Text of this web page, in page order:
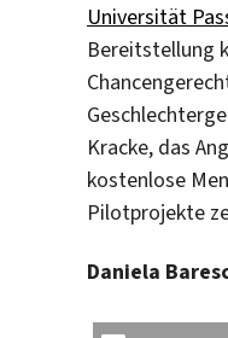
Universität
Bereitstellung
Kracke, das
kostenlose
Pilotprojekte
Daniela